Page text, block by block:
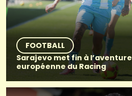
FOOTBALL
Sarajevo met fin à l’aventure
européenne du Racing